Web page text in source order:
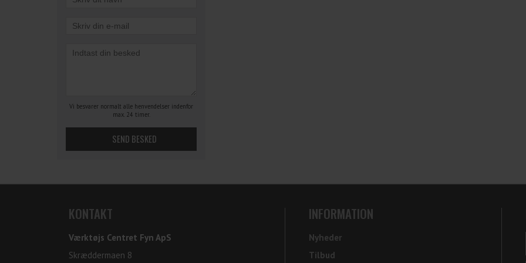
Vi besvarer normalt alle henvendelser indenfor
max. 24 timer.
KONTAKT
Værktøjs Centret Fyn ApS
Skræddermaen 8
INFORMATION
Nyheder
Tilbud